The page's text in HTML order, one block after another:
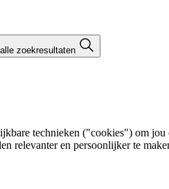
zoekresultaten
technieken ("cookies") om
relevanter en persoonlijker te